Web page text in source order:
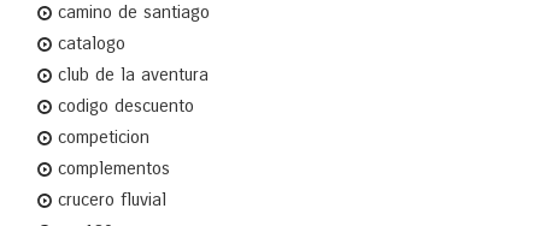
camino de santiago
catalogo
club de la aventura
codigo descuento
competicion
complementos
crucero fluvial